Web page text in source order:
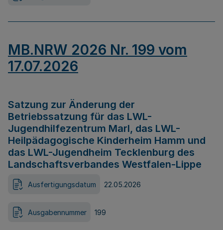
MB.NRW 2026 Nr. 199 vom
17.07.2026
Satzung zur Änderung der
Betriebssatzung für das LWL-
Jugendhilfezentrum Marl, das LWL-
Heilpädagogische Kinderheim Hamm und
das LWL-Jugendheim Tecklenburg des
Landschaftsverbandes Westfalen-Lippe
Ausfertigungsdatum 22.05.2026
Ausgabennummer 199